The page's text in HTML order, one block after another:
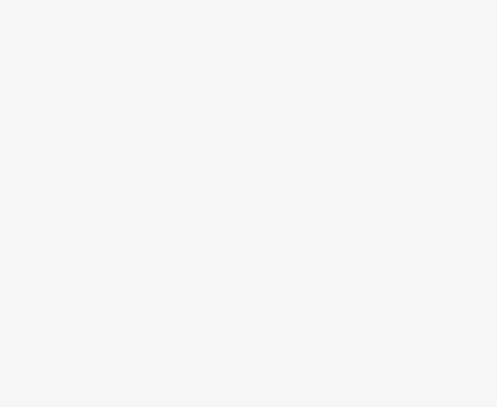
Płyty posiadają filtr UV.
malowane proszkowo.